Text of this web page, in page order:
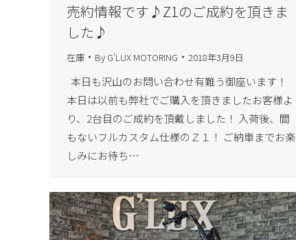
売約情報です♪Z1のご成約を頂きま
した♪
在庫 By G'LUX MOTORING 2018年3月9日
本日も沢山のお問い合わせ有難う御座います！
本日は以前も弊社でご購入を頂きましたお客様よ
り、2台目のご成約を頂戴しました！ 入荷後、間
もないフルカスタム仕様のＺ１！ ご納車までお楽
しみにお待ち…